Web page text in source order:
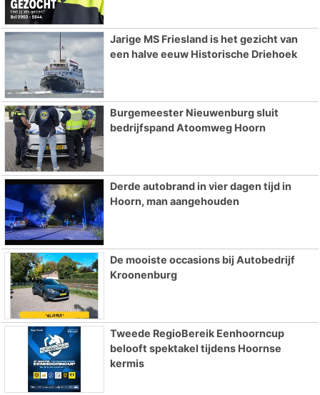
Jarige MS Friesland is het gezicht van
een halve eeuw Historische Driehoek
Burgemeester Nieuwenburg sluit
bedrijfspand Atoomweg Hoorn
Derde autobrand in vier dagen tijd in
Hoorn, man aangehouden
De mooiste occasions bij Autobedrijf
Kroonenburg
Tweede RegioBereik Eenhoorncup
belooft spektakel tijdens Hoornse
kermis